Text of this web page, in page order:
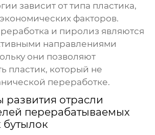
зависит от типа пластика,
факторов.
и пиролиз являются
направлениями
они позволяют
пластик, который не
переработке.
развития отрасли
перерабатываемых
бутылок